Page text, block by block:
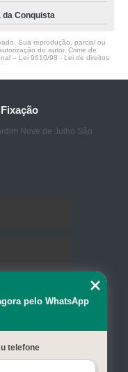
da Conquista
Sua reprodução, parcial ou
do autor. Crime de
– Lei 9610/98 - Lei de direitos
Nove de Julho São
pelo WhatsApp
telefone